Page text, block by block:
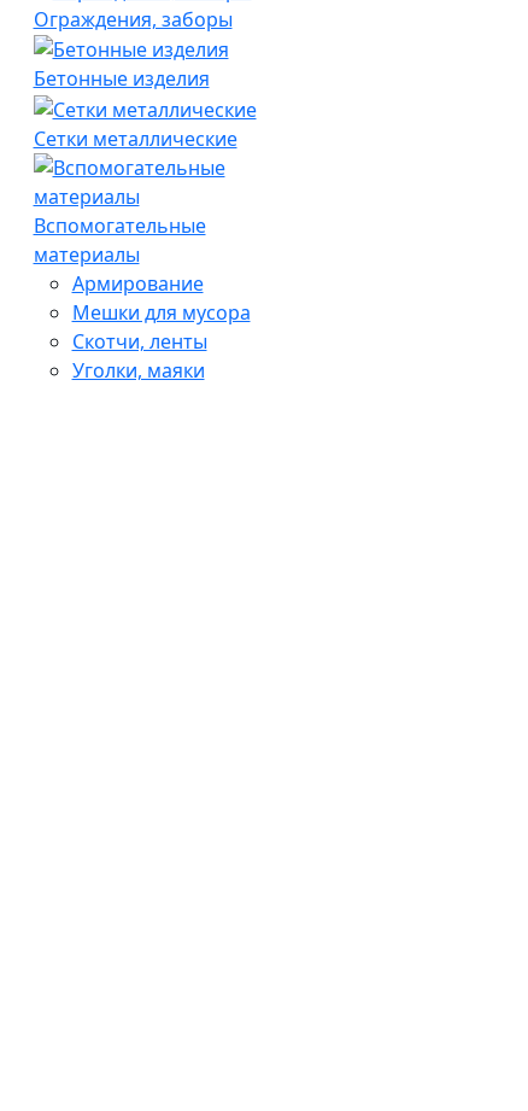
Ограждения, заборы
Бетонные изделия
Сетки металлические
Вспомогательные
материалы
Армирование
Мешки для мусора
Скотчи, ленты
Уголки, маяки